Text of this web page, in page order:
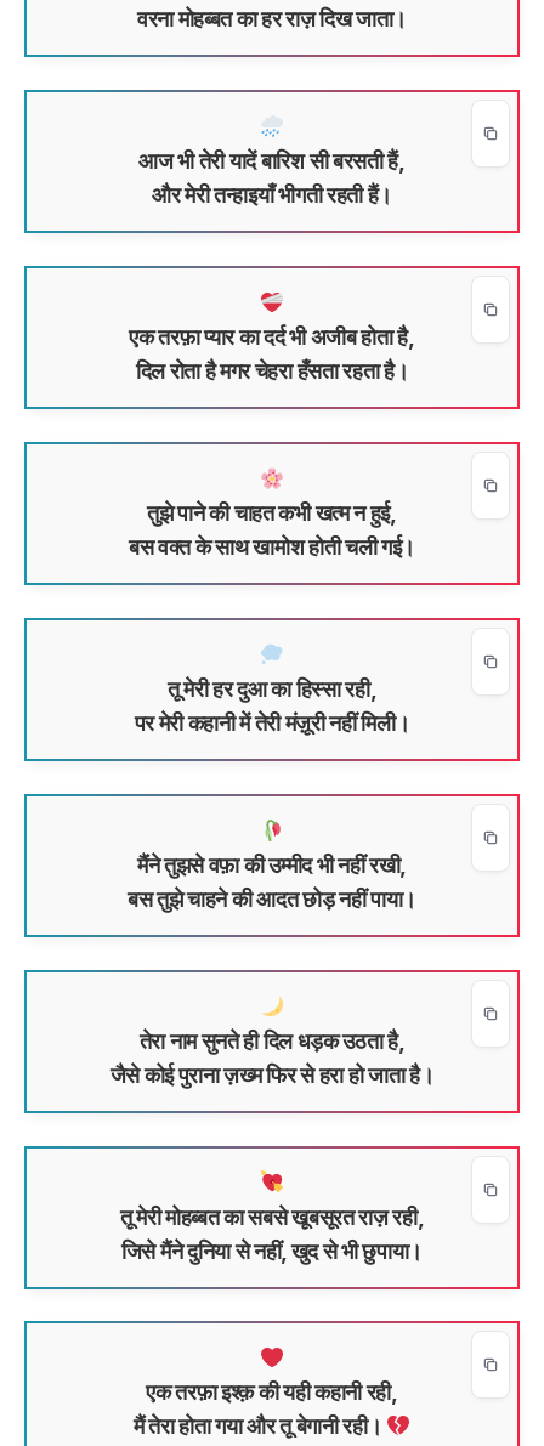
वरना मोहब्बत का हर राज़ दिख जाता।
आज भी तेरी यादें बारिश सी बरसती हैं,
और मेरी तन्हाइयाँ भीगती रहती हैं।
एक तरफ़ा प्यार का दर्द भी अजीब होता है,
दिल रोता है मगर चेहरा हँसता रहता है।
तुझे पाने की चाहत कभी खत्म न हुई,
बस वक्त के साथ खामोश होती चली गई।
तू मेरी हर दुआ का हिस्सा रही,
पर मेरी कहानी में तेरी मंज़ूरी नहीं मिली।
मैंने तुझसे वफ़ा की उम्मीद भी नहीं रखी,
बस तुझे चाहने की आदत छोड़ नहीं पाया।
तेरा नाम सुनते ही दिल धड़क उठता है,
जैसे कोई पुराना ज़ख्म फिर से हरा हो जाता है।
तू मेरी मोहब्बत का सबसे खूबसूरत राज़ रही,
जिसे मैंने दुनिया से नहीं, खुद से भी छुपाया।
एक तरफ़ा इश्क़ की यही कहानी रही,
मैं तेरा होता गया और तू बेगानी रही।